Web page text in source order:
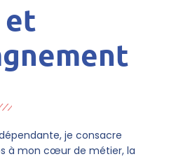
et
je consacre
à mon cœur de métier, la